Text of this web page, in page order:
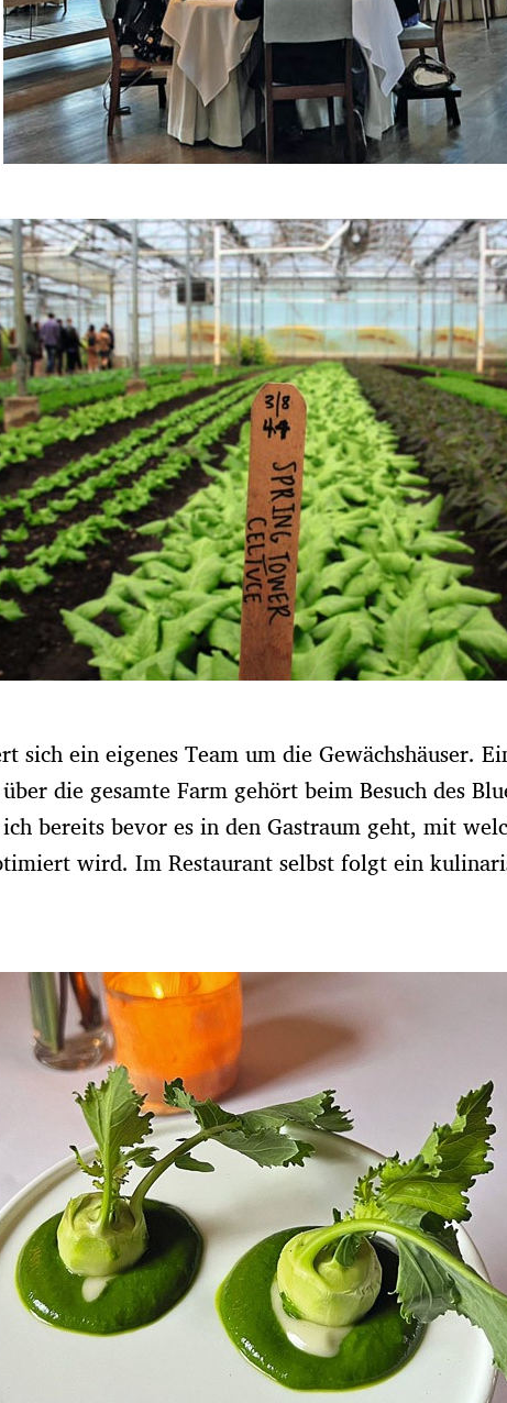
sich ein eigenes Team um die Gewächshäuser.
die gesamte Farm gehört beim Besuch des
bereits bevor es in den Gastraum geht, mit
wird. Im Restaurant selbst folgt ein